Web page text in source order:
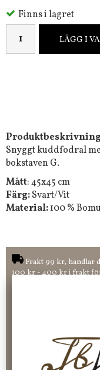
Finns i lagret
LÄGG I
Snyggt kuddfodral
bokstaven G.
Mått: 45x45 cm
Färg:Svart/Vit
Material:100 %
Frakt 99 kr, handlar
100 kr - 400 kr i frakt
CHECKOUT. Välj själv
betalningstjänster. Och
Nöjda kunder och
-ligt Tack för att